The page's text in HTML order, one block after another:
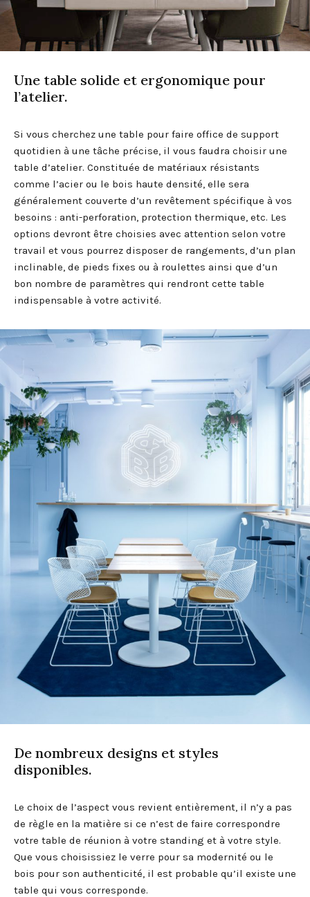
Une table solide et ergonomique pour
l’atelier.
Si vous cherchez une table pour faire office de support
quotidien à une tâche précise, il vous faudra choisir une
table d’atelier. Constituée de matériaux résistants
comme l’acier ou le bois haute densité, elle sera
généralement couverte d’un revêtement spécifique à vos
besoins : anti-perforation, protection thermique, etc. Les
options devront être choisies avec attention selon votre
travail et vous pourrez disposer de rangements, d’un plan
inclinable, de pieds fixes ou à roulettes ainsi que d’un
bon nombre de paramètres qui rendront cette table
indispensable à votre activité.
De nombreux designs et styles
disponibles.
Le choix de l’aspect vous revient entièrement, il n’y a pas
de règle en la matière si ce n’est de faire correspondre
votre table de réunion à votre standing et à votre style.
Que vous choisissiez le verre pour sa modernité ou le
bois pour son authenticité, il est probable qu’il existe une
table qui vous corresponde.